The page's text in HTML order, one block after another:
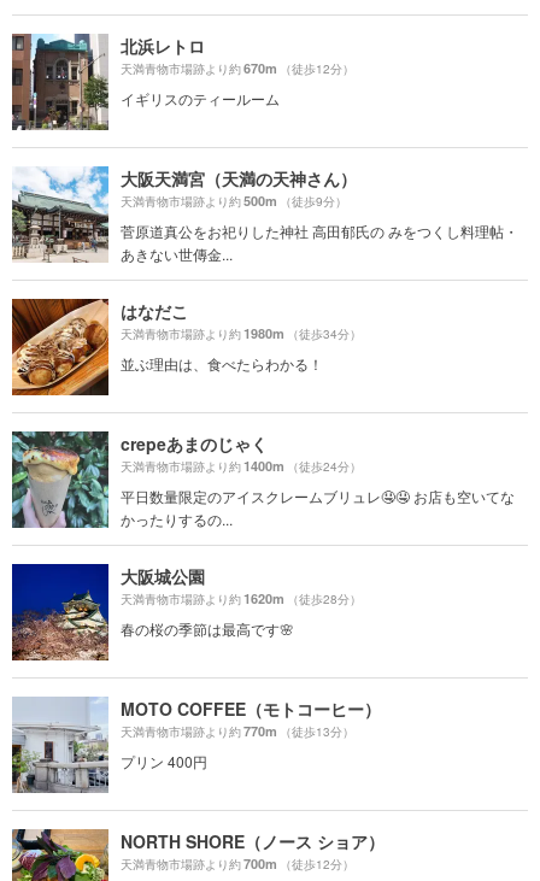
北浜レトロ
天満青物市場跡より約670m （徒歩12分）
イギリスのティールーム
大阪天満宮（天満の天神さん）
天満青物市場跡より約500m （徒歩9分）
菅原道真公をお祀りした神社 高田郁氏の みをつくし料理帖・
あきない世傳金...
はなだこ
天満青物市場跡より約1980m （徒歩34分）
並ぶ理由は、食べたらわかる！
crepeあまのじゃく
天満青物市場跡より約1400m （徒歩24分）
平日数量限定のアイスクレームブリュレ🤤🤤 お店も空いてな
かったりするの...
大阪城公園
天満青物市場跡より約1620m （徒歩28分）
春の桜の季節は最高です🌸
MOTO COFFEE（モトコーヒー）
天満青物市場跡より約770m （徒歩13分）
プリン 400円
NORTH SHORE（ノース ショア）
天満青物市場跡より約700m （徒歩12分）